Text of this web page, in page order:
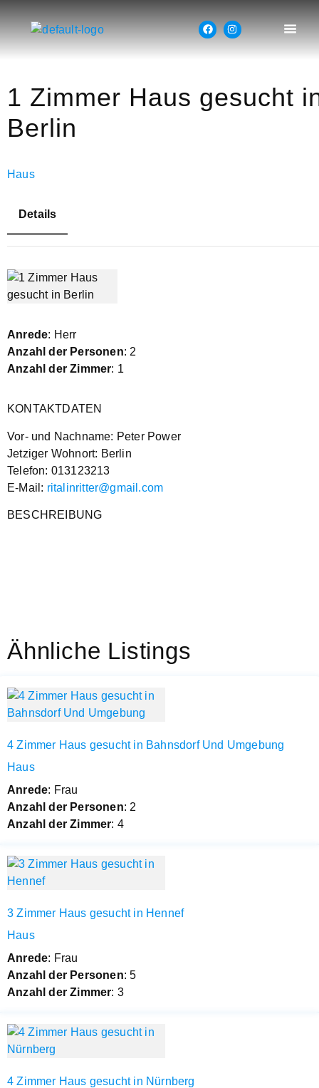
1 Zimmer Haus gesucht
Berlin
Haus
Details
Anrede: Herr
Anzahl der Personen: 2
Anzahl der Zimmer: 1
KONTAKTDATEN
Vor- und Nachname: Peter Power
Jetziger Wohnort: Berlin
Telefon: 013123213
E-Mail: ritalinritter@gmail.com
BESCHREIBUNG
Ähnliche Listings
4 Zimmer Haus gesucht in Bahnsdorf Und Umgebung
Haus
Anrede: Frau
Anzahl der Personen: 2
Anzahl der Zimmer: 4
3 Zimmer Haus gesucht in Hennef
Haus
Anrede: Frau
Anzahl der Personen: 5
Anzahl der Zimmer: 3
4 Zimmer Haus gesucht in Nürnberg